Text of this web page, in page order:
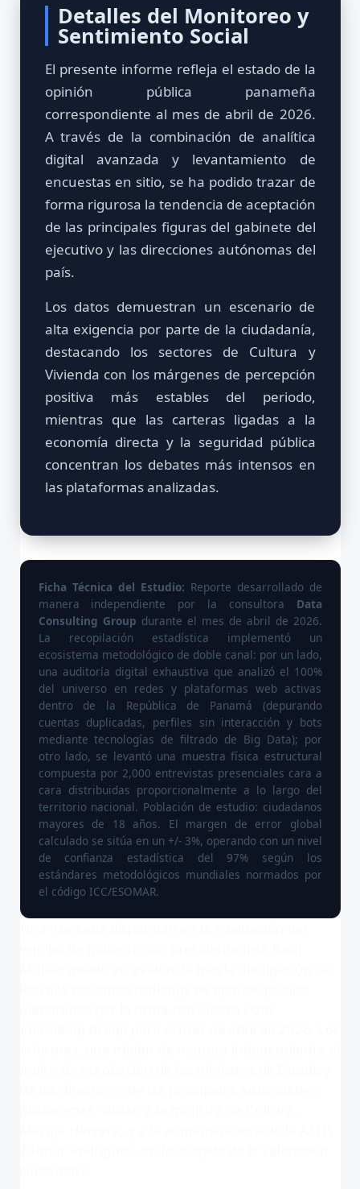
Detalles del Monitoreo y
Sentimiento Social
El presente informe refleja el estado de la
opinión pública panameña
correspondiente al mes de abril de 2026.
A través de la combinación de analítica
digital avanzada y levantamiento de
encuestas en sitio, se ha podido trazar de
forma rigurosa la tendencia de aceptación
de las principales figuras del gabinete del
ejecutivo y las direcciones autónomas del
país.
Los datos demuestran un escenario de
alta exigencia por parte de la ciudadanía,
destacando los sectores de Cultura y
Vivienda con los márgenes de percepción
positiva más estables del periodo,
mientras que las carteras ligadas a la
economía directa y la seguridad pública
concentran los debates más intensos en
las plataformas analizadas.
Ficha Técnica del Estudio: Reporte desarrollado de
manera independiente por la consultora Data
Consulting Group durante el mes de abril de 2026.
La recopilación estadística implementó un
ecosistema metodológico de doble canal: por un lado,
una auditoría digital exhaustiva que analizó el 100%
del universo en redes y plataformas web activas
dentro de la República de Panamá (depurando
cuentas duplicadas, perfiles sin interacción y bots
mediante tecnologías de filtrado de Big Data); por
otro lado, se levantó una muestra física estructural
compuesta por 2,000 entrevistas presenciales cara a
cara distribuidas proporcionalmente a lo largo del
territorio nacional. Población de estudio: ciudadanos
mayores de 18 años. El margen de error global
calculado se sitúa en un +/- 3%, operando con un nivel
de confianza estadística del 97% según los
estándares metodológicos mundiales normados por
el código ICC/ESOMAR.